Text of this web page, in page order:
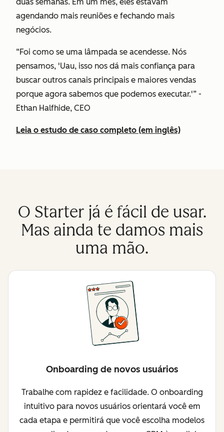
agendando mais reuniões e fechando mais
negócios.
“Foi como se uma lâmpada se acendesse. Nós
pensamos, 'Uau, isso nos dá mais confiança para
buscar outros canais principais e maiores vendas
porque agora sabemos que podemos executar.'” -
Ethan Halfhide, CEO
Leia o estudo de caso completo (em inglês)
O Starter já é fácil de usar.
Mas ainda te damos mais
uma mão.
Onboarding de novos usuários
Trabalhe com rapidez e facilidade. O onboarding
intuitivo para novos usuários orientará você em
cada etapa e permitirá que você escolha modelos